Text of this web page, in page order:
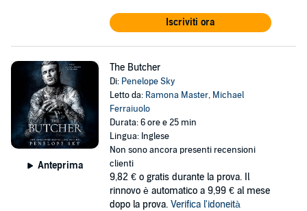
Iscriviti ora
Anteprima
The Butcher
Di: Penelope Sky
Letto da: Ramona Master, Michael
Ferraiuolo
Durata: 6 ore e 25 min
Lingua: Inglese
Non sono ancora presenti recensioni
clienti
9,82 € o gratis durante la prova. Il
rinnovo è automatico a 9,99 € al mese
dopo la prova. Verifica l'idoneità